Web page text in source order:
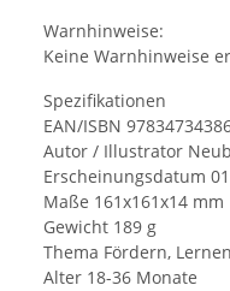
Warnhinweise:
Keine Warnhinweise
Spezifikationen
EAN/ISBN
Autor / Illustrator
Erscheinungsdatum
Maße 161x161x14 mm
Gewicht 189 g
Thema Fördern,
Alter 18-36 Monate